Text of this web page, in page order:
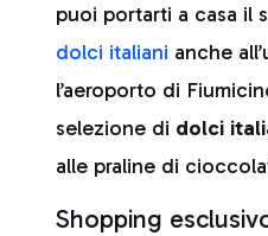
puoi portarti a casa il
dolci italiani anche
l’aeroporto di
selezione di dolci
alle praline di
Shopping